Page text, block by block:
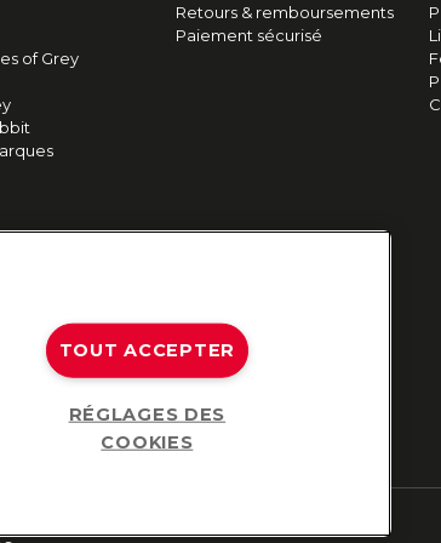
of Grey
Retours & remboursements
Paiement sécurisé
TOUT ACCEPTER
RÉGLAGES DES
COOKIES